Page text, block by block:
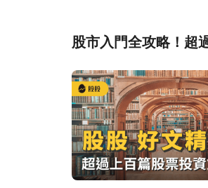
股市入門全攻略！超